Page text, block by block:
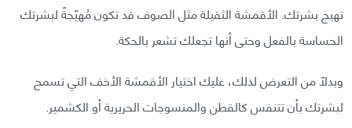
تهيج بشرتك. الأقمشة الثقيلة مثل الصوف قد تكون مُهيّجةً لبشرتك
الحساسة بالفعل وحتى أنها تجعلك تشعر بالحكة.
وبدلًا من التعرض لذلك، عليك اختيار الأقمشة الأخف التي تسمح
لبشرتك بأن تتنفس كالقطن والمنسوجات الحريرية أو الكشمير.